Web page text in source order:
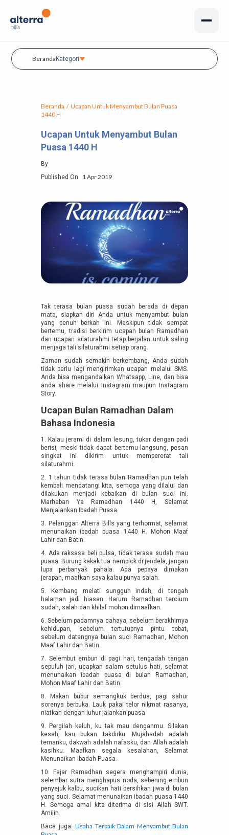
BerandaKategori
Beranda / Ucapan Untuk Menyambut Bulan Puasa
1440 H
Ucapan Untuk Menyambut Bulan
Puasa 1440 H
By
Published On
1 Apr 2019
Tak terasa bulan puasa sudah berada di depan
mata, siapkan diri Anda untuk menyambut bulan
yang penuh berkah ini. Meskipun tidak sempat
bertemu, tradisi berkirim ucapan bulan Ramadhan
dan ucapan silaturahmi tetap berjalan untuk saling
menjaga tali silaturahmi setiap orang.
Zaman sudah semakin berkembang, Anda sudah
tidak perlu lagi mengirimkan ucapan melalui SMS.
Anda bisa mengandalkan Whatsapp, Line, dan bisa
anda share melalui Instagram maupun Instagram
Story.
Ucapan Bulan Ramadhan Dalam
Bahasa Indonesia
1. Kalau jerami di dalam lesung, tukar dengan padi
berisi, meski tidak dapat bertemu langsung, pesan
singkat ini dikirim untuk mempererat tali
silaturahmi.
2. 1 tahun tidak terasa bulan Ramadhan pun telah
kembali mendatangi kita, semoga yang dilalui dan
dilakukan menjadi kebaikan di bulan suci ini.
Marhaban Ya Ramadhan 1440 H, Selamat
Menjalankan Ibadah Puasa.
3. Pelanggan Alterra Bills yang terhormat, selamat
menunaikan ibadah puasa 1440 H. Mohon Maaf
Lahir dan Batin.
4. Ada raksasa beli pulsa, tidak terasa sudah mau
puasa. Burung kakak tua nemplok di jendela, jangan
lupa perbanyak pahala. Ada pepaya dimakan
jerapah, maafkan saya kalau punya salah.
5. Kembang melati sungguh indah, di tengah
halaman jadi hiasan. Harum Ramadhan tercium
sudah, salah dan khilaf mohon dimaafkan.
6. Sebelum padamnya cahaya, sebelum berakhirnya
kehidupan, sebelum tertutupnya pintu tobat,
sebelum datangnya bulan suci Ramadhan, Mohon
Maaf Lahir dan Batin.
7. Selembut embun di pagi hari, tengadah tangan
sepuluh jari, ucapkan salam setulus hati, selamat
menunaikan ibadah puasa di bulan Ramadhan,
Mohon Maaf Lahir dan Batin.
8. Makan bubur semangkuk berdua, pagi sahur
sorenya berbuka. Lauk pakai telor nikmat rasanya,
niatkan dengan luhur jalankan puasa.
9. Pergilah keluh, ku tak mau denganmu. Silakan
kesah, kau bukan takdirku. Mujahadah adalah
temanku, dakwah adalah nafasku, dan Allah adalah
kasihku. Maafkan segala kesalahan, Selamat
Menunaikan Ibadah Puasa.
10. Fajar Ramadhan segera menghampiri dunia,
selembar sutra menghapus noda, sebening embun
penyejuk kalbu, sucikan hati bersihkan jiwa di bulan
yang suci. Selamat menunaikan ibadah puasa 1440
H. Semoga amal kita diterima di sisi Allah SWT.
Amiiin
Baca juga: Usaha Terbaik Dalam Menyambut Bulan